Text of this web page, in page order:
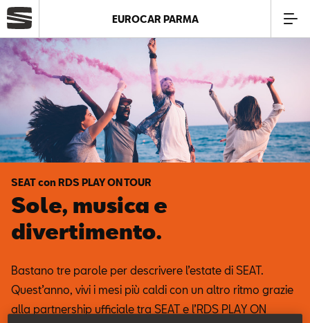
Azienda
Modelli
Offerte
Service
Business
SEAT Usato Certificato
Contatti
EUROCAR PARMA
SEAT con RDS PLAY ON TOUR
Sole, musica e
divertimento.
Bastano tre parole per descrivere l’estate di SEAT.
Quest’anno, vivi i mesi più caldi con un altro ritmo grazie
alla partnership ufficiale tra SEAT e l’RDS PLAY ON